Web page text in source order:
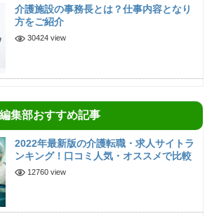
介護施設の事務長とは？仕事内容となり
方をご紹介
30424 view
編集部おすすめ記事
2022年最新版の介護転職・求人サイトラ
ンキング！口コミ人気・オススメで比較
12760 view